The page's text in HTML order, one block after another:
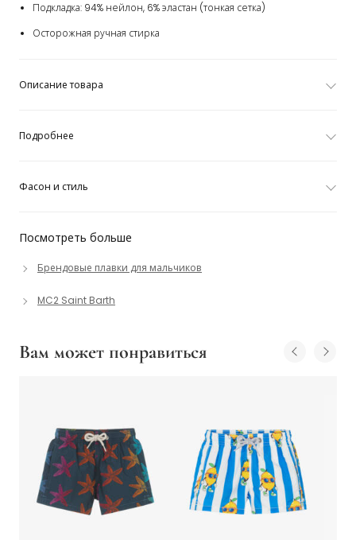
Посмотреть больше
Брендовые плавки для мальчиков
MC2 Saint Barth
Подкладка: 94% нейлон, 6% эластан (тонкая сетка)
Осторожная ручная стирка
Описание товара
Подробнее
Фасон и стиль
Вам может понравиться